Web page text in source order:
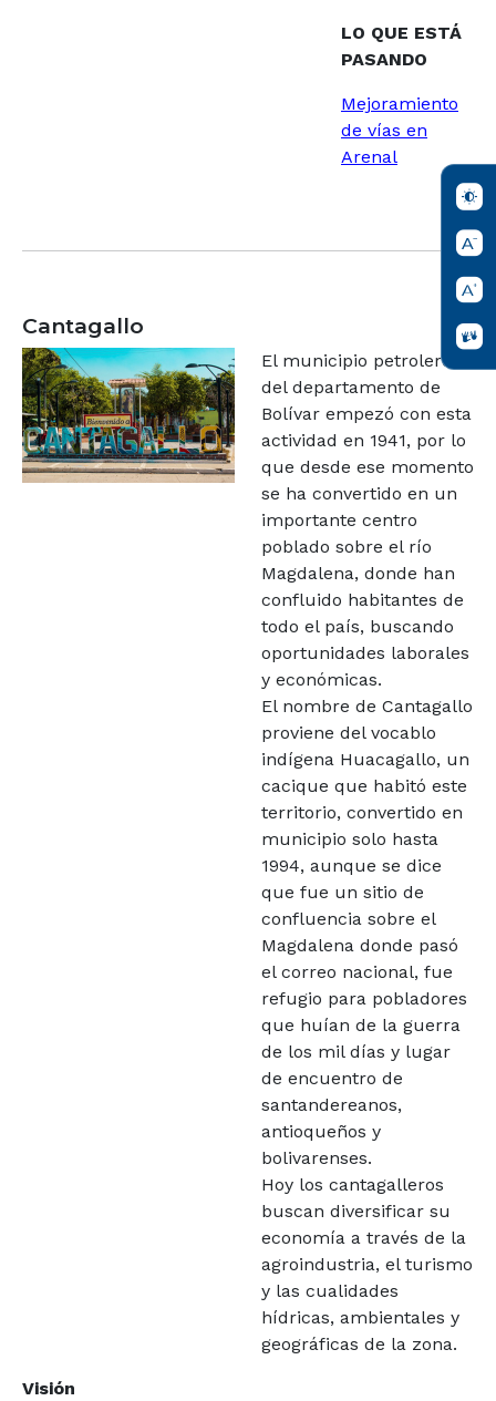
LO QUE ESTÁ
PASANDO
Mejoramiento
de vías en
Arenal
Cantagallo
El municipio petrolero
del departamento de
Bolívar empezó con esta
actividad en 1941, por lo
que desde ese momento
se ha convertido en un
importante centro
poblado sobre el río
Magdalena, donde han
confluido habitantes de
todo el país, buscando
oportunidades laborales
y económicas.
El nombre de Cantagallo
proviene del vocablo
indígena Huacagallo, un
cacique que habitó este
territorio, convertido en
municipio solo hasta
1994, aunque se dice
que fue un sitio de
confluencia sobre el
Magdalena donde pasó
el correo nacional, fue
refugio para pobladores
que huían de la guerra
de los mil días y lugar
de encuentro de
santandereanos,
antioqueños y
bolivarenses.
Hoy los cantagalleros
buscan diversificar su
economía a través de la
agroindustria, el turismo
y las cualidades
hídricas, ambientales y
geográficas de la zona.
Visión